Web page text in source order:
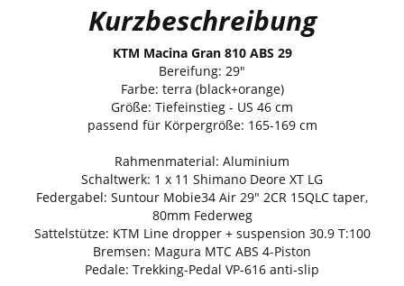
Kurzbeschreibung
KTM Macina Gran 810 ABS 29
Bereifung: 29"
Farbe: terra (black+orange)
Größe: Tiefeinstieg - US 46 cm
passend für Körpergröße: 165-169 cm
Rahmenmaterial: Aluminium
Schaltwerk: 1 x 11 Shimano Deore XT LG
Federgabel: Suntour Mobie34 Air 29" 2CR 15QLC taper,
80mm Federweg
Sattelstütze: KTM Line dropper + suspension 30.9 T:100
Bremsen: Magura MTC ABS 4-Piston
Pedale: Trekking-Pedal VP-616 anti-slip